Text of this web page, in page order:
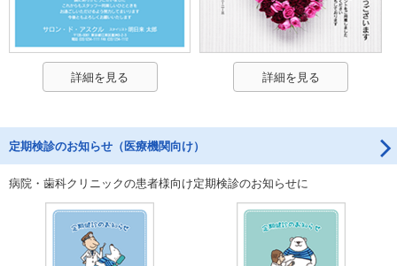
詳細を見る 詳細を見る
定期検診のお知らせ（医療機関向け）
病院・歯科クリニックの患者様向け定期検診のお知らせに